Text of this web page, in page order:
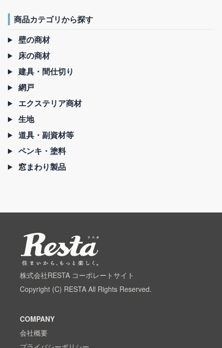
商品カテゴリから探す
壁の商材
床の商材
建具・間仕切り
網戸
エクステリア商材
生地
道具・副資材等
ペンキ・塗料
窓まわり製品
株式会社RESTA コーポレートサイト
Copyright (C) RESTA All Rights Reserved.
COMPANY
会社概要